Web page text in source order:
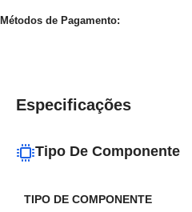
Métodos de Pagamento:
Especificações
Tipo De Componente
TIPO DE COMPONENTE